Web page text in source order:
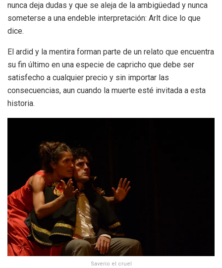
nunca deja dudas y que se aleja de la ambigüedad y nunca
someterse a una endeble interpretación: Arlt dice lo que
dice.
El ardid y la mentira forman parte de un relato que encuentra
su fin último en una especie de capricho que debe ser
satisfecho a cualquier precio y sin importar las
consecuencias, aun cuando la muerte esté invitada a esta
historia.
Saverio el cruel